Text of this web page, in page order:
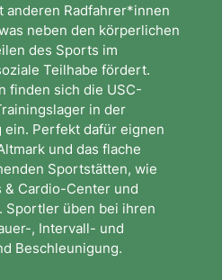
anderen Radfahrer*innen
neben den körperlichen
des Sports im
Teilhabe fördert.
finden sich die USC-
in der
Perfekt dafür eignen
und das flache
Sportstätten, wie
& Cardio-Center und
Sportler üben bei ihren
, Intervall- und
Beschleunigung.